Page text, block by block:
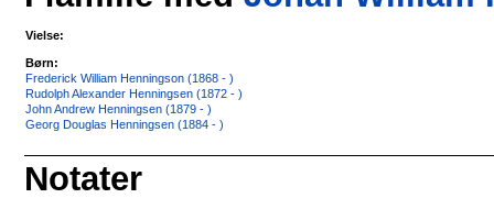
Vielse:
Børn:
Frederick William Henningson (1868 - )
Rudolph Alexander Henningsen (1872 - )
John Andrew Henningsen (1879 - )
Georg Douglas Henningsen (1884 - )
Notater